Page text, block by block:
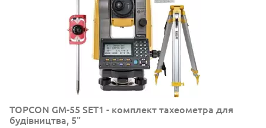
TOPCON GM-55 SET1 - комплект тахеометра для
будівництва, 5"